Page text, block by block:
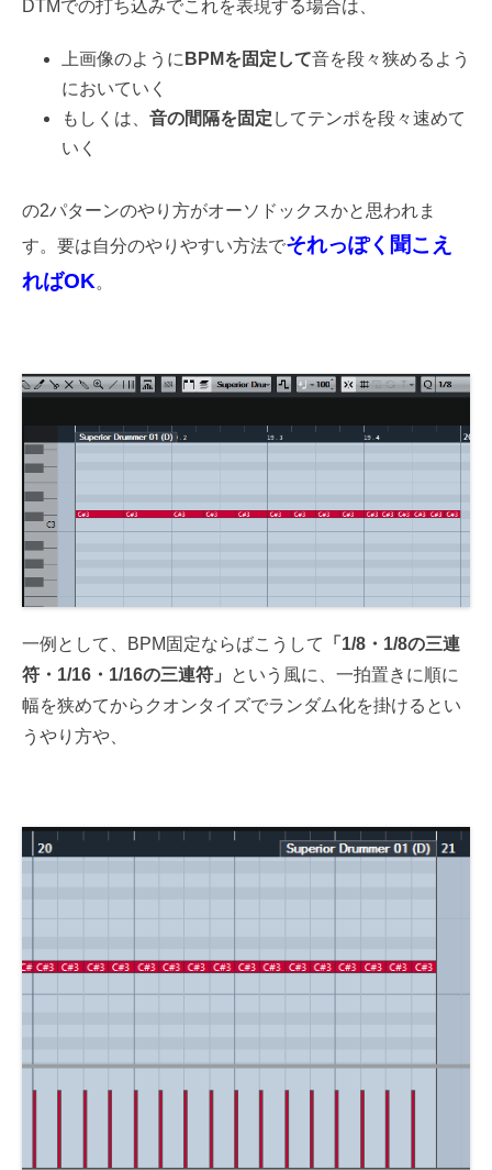
DTMでの打ち込みでこれを表現する場合は、
上画像のように BPMを固定して音を段々狭めるよう
においていく
もしくは、 音の間隔を固定 してテンポを段々速めて
いく
の2パターンのやり方がオーソドックスかと思われま
す。要は自分のやりやすい方法でそれっぽく聞こえ
ればOK。
一例として、BPM固定ならばこうして
「1/8・1/8の三連
符・1/16・1/16の三連符」
という風に、一拍置きに順に
幅を狭めてからクオンタイズでランダム化を掛けるとい
うやり方や、